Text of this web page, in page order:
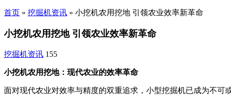
首页 » 挖掘机资讯 » 小挖机农用挖地 引领农业效率新革命
小挖机农用挖地 引领农业效率新革命
挖掘机资讯 155
小挖机农用挖地：现代农业的效率革命
面对现代农业对效率与精度的双重追求，小型挖掘机已成为不